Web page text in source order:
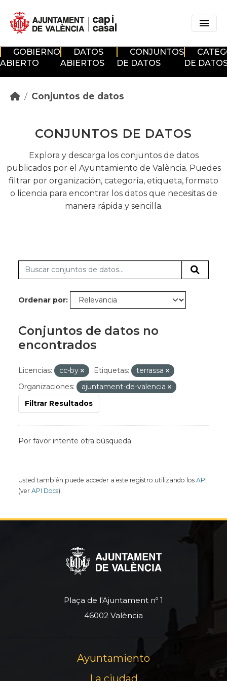
GOBIERNO
ABIERTO
DATOS
ABIERTOS
CONJUNTOS
DE DATOS
DE
Conjuntos de datos
CONJUNTOS DE DATOS
Explora y descarga los conjuntos de datos
publicados por el Ayuntamiento de València. Puedes
filtrar por organización, categoría, etiqueta, formato
o licencia para encontrar los datos que necesitas de
manera rápida y sencilla.
Ordenar por
Conjuntos de datos no
encontrados
Licencias: cc-by Etiquetas:
terrassa
Organizaciones:
ajuntament-de-valencia
Filtrar Resultados
Por favor intente otra búsqueda.
Usted también puede acceder a este registro utilizando los API
(ver API Docs).
Plaça de l'Ajuntament nº 1
46002 València
Ayuntamiento
La ciudad